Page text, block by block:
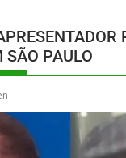
SÃO PAULO